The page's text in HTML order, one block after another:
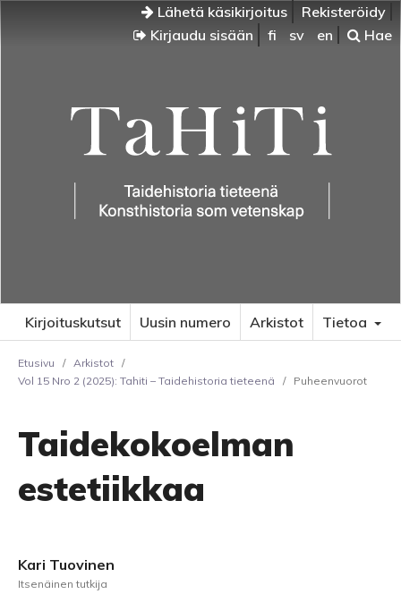
Lähetä käsikirjoitus
Rekisteröidy
Kirjaudu sisään
fi sv en Hae
Kirjoituskutsut Uusin numero Arkistot Tietoa
Etusivu / Arkistot /
Vol 15 Nro 2 (2025): Tahiti – Taidehistoria tieteenä
/ Puheenvuorot
Taidekokoelman
estetiikkaa
Kari Tuovinen
Itsenäinen tutkija